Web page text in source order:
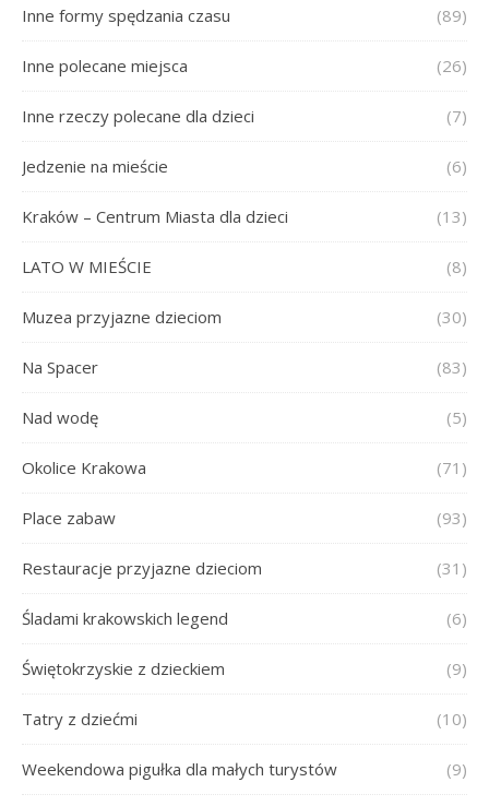
Inne formy spędzania czasu (89)
Inne polecane miejsca (26)
Inne rzeczy polecane dla dzieci (7)
Jedzenie na mieście (6)
Kraków – Centrum Miasta dla dzieci (13)
LATO W MIEŚCIE (8)
Muzea przyjazne dzieciom (30)
Na Spacer (83)
Nad wodę (5)
Okolice Krakowa (71)
Place zabaw (93)
Restauracje przyjazne dzieciom (31)
Śladami krakowskich legend (6)
Świętokrzyskie z dzieckiem (9)
Tatry z dziećmi (10)
Weekendowa pigułka dla małych turystów (9)